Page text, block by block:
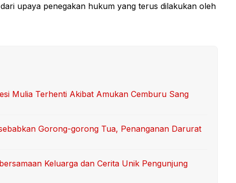
upaya penegakan hukum yang terus dilakukan oleh
Mulia Terhenti Akibat Amukan Cemburu Sang
Gorong-gorong Tua, Penanganan Darurat
Keluarga dan Cerita Unik Pengunjung